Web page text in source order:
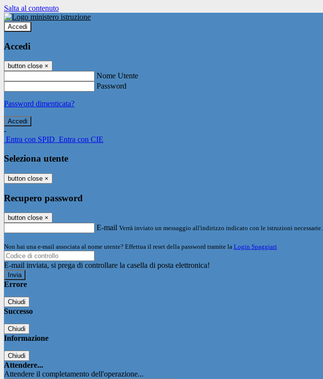
Salta al contenuto
Accedi
Accedi
button close ×
Nome Utente
Password
Password dimenticata?
-
Entra con SPID Entra con CIE
Seleziona utente
button close ×
Recupero password
button close ×
E-mail Verrà inviato un messaggio all'indirizzo indicato con le istruzioni necessarie.
Non hai una e-mail associata al nome utente? Effettua il reset della password tramite la Login Spaggiari
E-mail inviata, si prega di controllare la casella di posta elettronica!
Errore
Chiudi
Successo
Chiudi
Informazione
Chiudi
Attendere...
Attendere il completamento dell'operazione...